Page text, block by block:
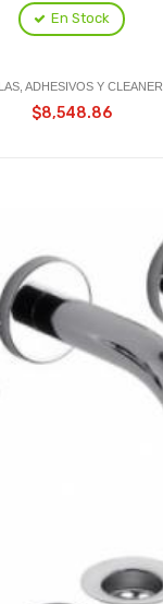
En Stock
ADHESIVOS Y CLEANER
$8,548.86